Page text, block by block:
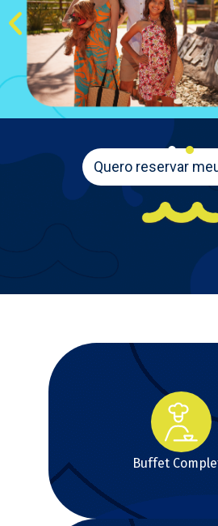
Quero reservar
Buffet